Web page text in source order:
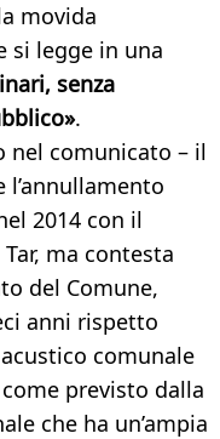
movida
si legge in una
senza
.
nel comunicato – il
2014 con il
ma contesta
del Comune,
anni rispetto
comunale
previsto dalla
che ha un’ampia